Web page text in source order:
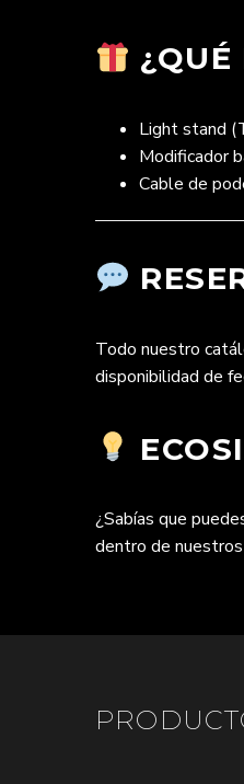
Light stand
Modificador
Cable de
Todo nuestro
disponibilidad de
¿Sabías que
dentro de nuestros